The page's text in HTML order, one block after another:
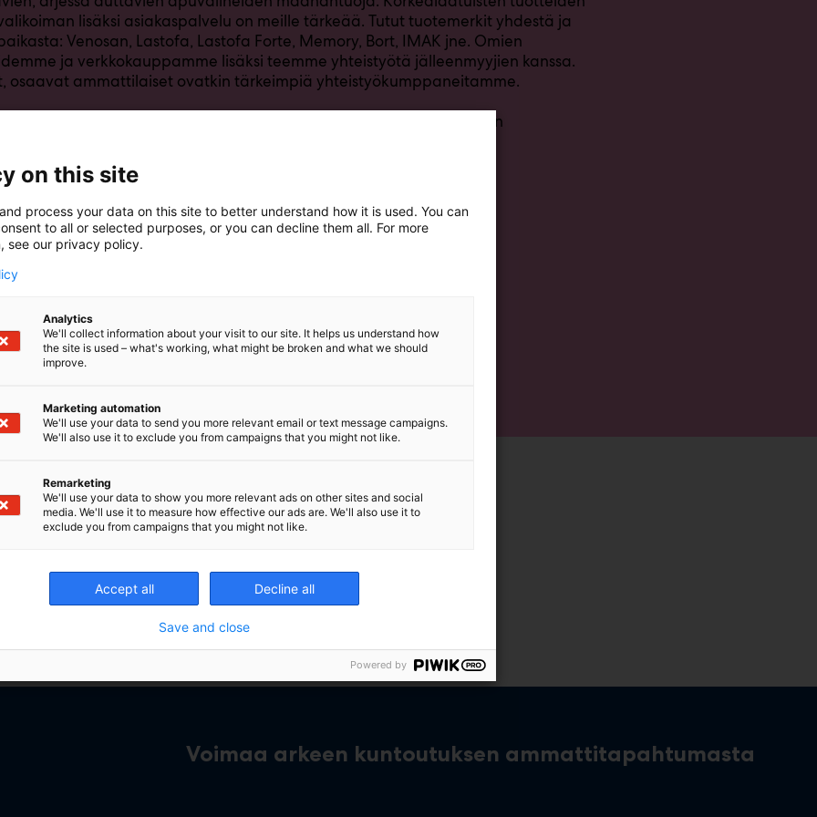
lisäksi asiakaspalvelu on meille tärkeää. Tutut tuotemerkit yhdestä ja
Venosan, Lastofa, Lastofa Forte, Memory, Bort, IMAK jne. Omien
ja verkkokauppamme lisäksi teemme yhteistyötä jälleenmyyjien kanssa.
osaavat ammattilaiset ovatkin tärkeimpiä yhteistyökumppaneitamme.
osastollemme 5d32 tutustumaan valikoimaamme ja keskustelemaan
kanssa!
Silk Support ja Cotton Support tukisukat -40%
Voimaa arkeen kuntoutuksen ammattitapahtumasta
on this site
process your data on this site to better understand how it is used. You can
to all or selected purposes, or you can decline them all. For more
see our privacy policy.
Analytics
We'll collect information about your visit to our site. It helps us understand how
the site is used – what's working, what might be broken and what we should
improve.
Marketing automation
We'll use your data to send you more relevant email or text message campaigns.
We'll also use it to exclude you from campaigns that you might not like.
Remarketing
We'll use your data to show you more relevant ads on other sites and social
media. We'll use it to measure how effective our ads are. We'll also use it to
exclude you from campaigns that you might not like.
Accept all Decline all
Save and close
Powered by